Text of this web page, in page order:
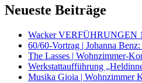
Neueste Beiträge
Wacker VERFÜHRUNGEN
60/60-Vortrag | Johanna
The Lasses | Wohnzimmer-
Werkstattaufführung
Musika Gioia | Wohnzimmer